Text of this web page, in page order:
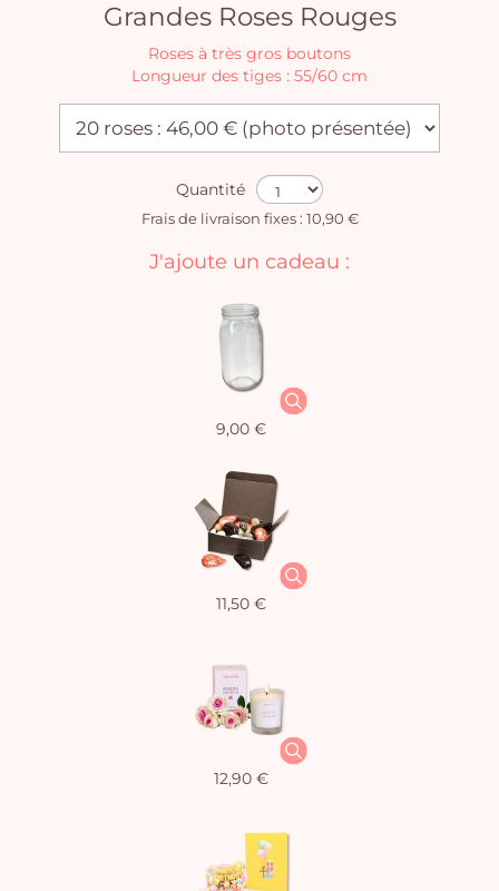
Grandes Roses Rouges
Roses à très gros boutons
Longueur des tiges : 55/60 cm
Quantité
Frais de livraison fixes : 10,90 €
J'ajoute un cadeau :
9,00 €
11,50 €
12,90 €